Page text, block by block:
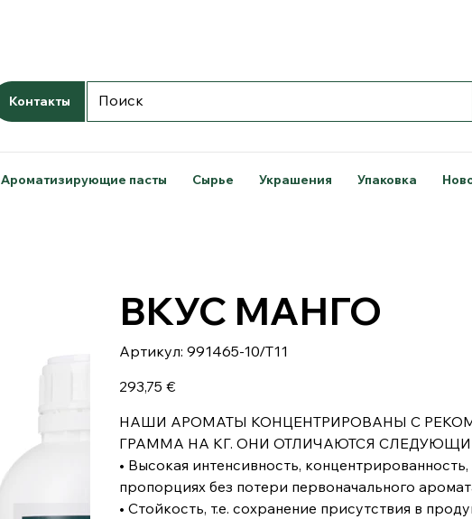
Контакты
Ароматизирующие пасты Сырье Украшения Упаковка
ВКУС МАНГО
Артикул: Артикул:
991465-
991465-10/T11
293,75 €
НАШИ АРОМАТЫ КОНЦЕНТРИРОВАНЫ С
ГРАММА НА КГ. ОНИ ОТЛИЧАЮТСЯ
• Высокая интенсивность,
пропорциях без потери первоначального
• Стойкость, т.е. сохранение присутствия в